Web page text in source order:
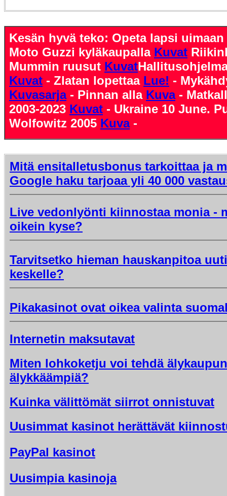
Kesän hyvä teko: Opeta lapsi uimaan
Moto Guzzi kyläkaupalla Kuvat
Mummin ruusut Kuvat
Kuvat - Zlatan lopettaa Lue! -
Kuvasarja- Pinnan alla Kuva-
2003-2023 Kuvat - Ukraine 10 June.
Wolfowitz 2005 Kuva-
Mitä ensitalletusbonus tarkoittaa ja
Google haku tarjoaa yli 40 000
Live vedonlyönti kiinnostaa monia -
oikein kyse?
Tarvitsetko hieman hauskanpitoa
keskelle?
Pikakasinot ovat oikea valinta
Internetin maksutavat
Miten lohkoketju voi tehdä
älykkäämpiä?
Kuinka välittömät siirrot onnistuvat
Uusimmat kasinot herättävät
PayPal kasinot
Uusimpia kasinoja